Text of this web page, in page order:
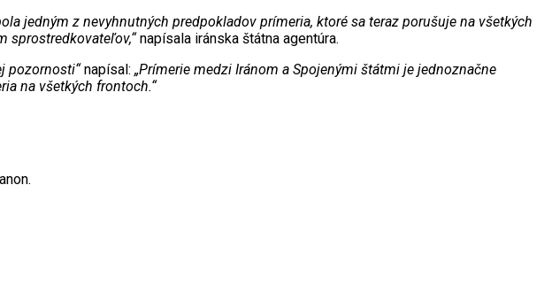
jedným z nevyhnutných predpokladov prímeria, ktoré sa teraz porušuje na všetkých
sprostredkovateľov,“napísala iránska štátna agentúra.
pozornosti“napísal: „Prímerie medzi Iránom a Spojenými štátmi je jednoznačne
na všetkých frontoch.“